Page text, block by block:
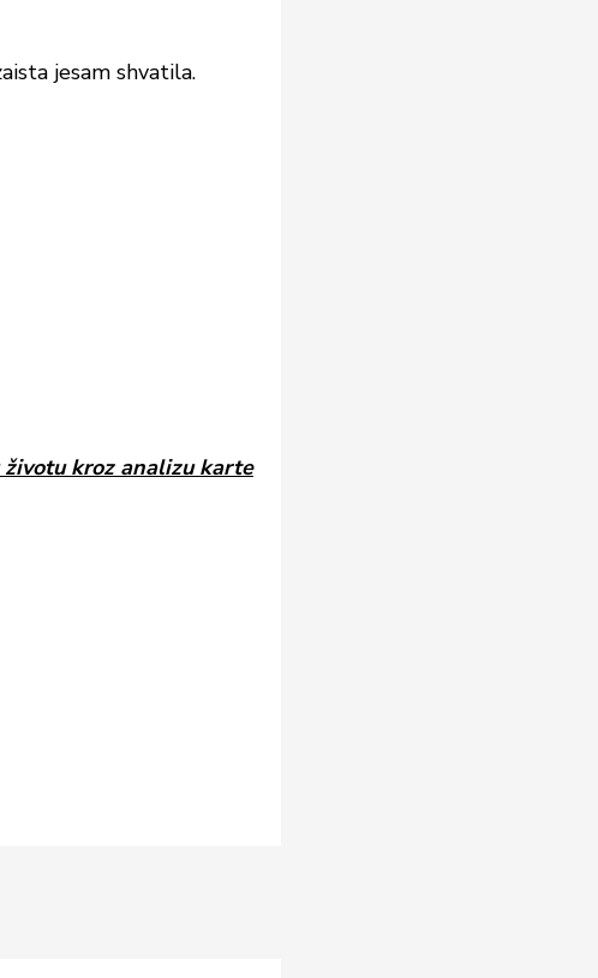
jesam shvatila.
kroz analizu karte